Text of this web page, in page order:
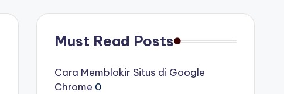
Must Read Posts
Cara Memblokir Situs di Google
Chrome 0